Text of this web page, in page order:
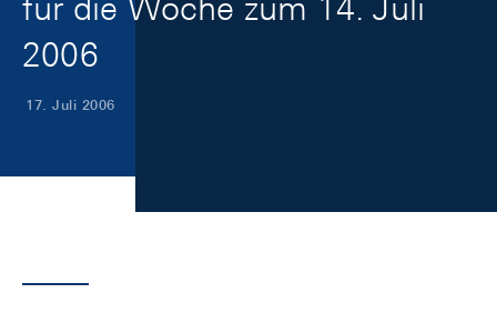
für die Woche zum 14. Juli
2006
17. Juli 2006